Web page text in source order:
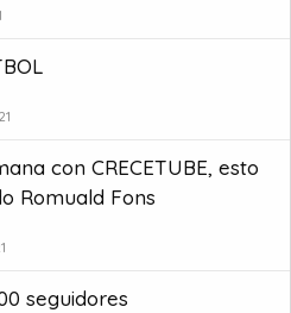
con CRECETUBE, esto
Romuald Fons
seguidores